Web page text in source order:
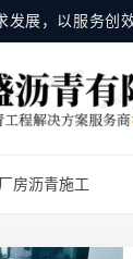
展，以服务创效
房沥青施工